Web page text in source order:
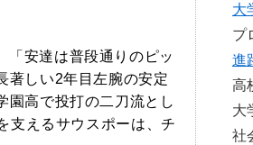
「安達は普段通りのピッ
著しい2年目左腕の安定
園高で投打の二刀流とし
支えるサウスポーは、チ
大
プ
進
高
大
社